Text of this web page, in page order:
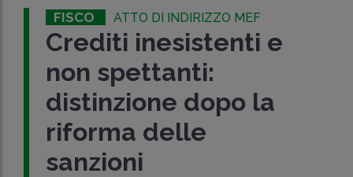
FISCO ATTO DI INDIRIZZO MEF
Crediti inesistenti e
non spettanti:
distinzione dopo la
riforma delle
sanzioni